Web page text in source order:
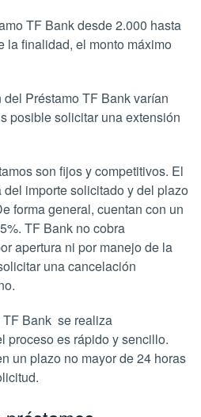
TF Bank desde 2.000 hasta
la finalidad, el monto máximo
Préstamo TF Bank varían
posible solicitar una extensión
son fijos y competitivos. El
importe solicitado y del plazo
forma general, cuentan con un
TF Bank no cobra
apertura ni por manejo de la
una cancelación
TF Bank se realiza
proceso es rápido y sencillo.
un plazo no mayor de 24 horas